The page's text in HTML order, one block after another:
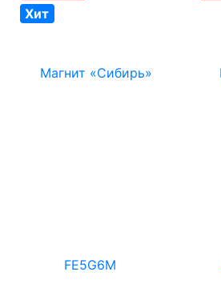
Хит